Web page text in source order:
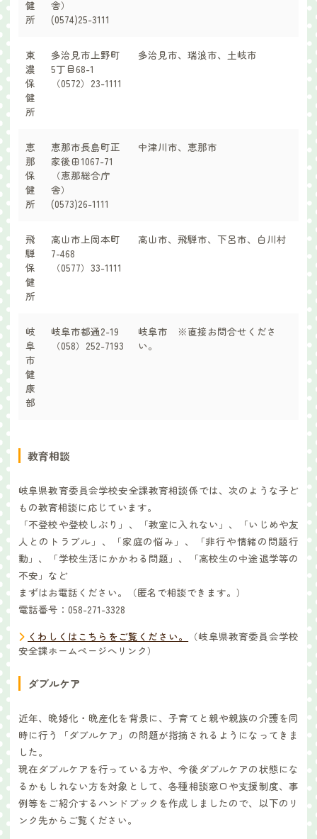
健
所
舎）
(0574)25-3111
東
濃
保
健
所
多治見市上野町
5丁目68-1
（0572）23-1111
多治見市、瑞浪市、土岐市
恵
那
保
健
所
恵那市長島町正
家後田1067-71
（恵那総合庁
舎）
(0573)26-1111
中津川市、恵那市
飛
騨
保
健
所
高山市上岡本町
7-468
（0577）33-1111
高山市、飛騨市、下呂市、白川村
岐
阜
市
健
康
部
岐阜市都通2-19
（058）252-7193
岐阜市 ※直接お問合せくださ
い。
教育相談
岐阜県教育委員会学校安全課教育相談係では、次のような子ど
もの教育相談に応じています。
「不登校や登校しぶり」、「教室に入れない」、「いじめや友
人とのトラブル」、「家庭の悩み」、「非行や情緒の問題行
動」、「学校生活にかかわる問題」、「高校生の中途退学等の
不安」など
まずはお電話ください。（匿名で相談できます。）
電話番号：058-271-3328
くわしくはこちらをご覧ください。
（岐阜県教育委員会学校
安全課ホームページへリンク）
ダブルケア
近年、晩婚化・晩産化を背景に、子育てと親や親族の介護を同
時に行う「ダブルケア」の問題が指摘されるようになってきま
した。
現在ダブルケアを行っている方や、今後ダブルケアの状態にな
るかもしれない方を対象として、各種相談窓口や支援制度、事
例等をご紹介するハンドブックを作成しましたので、以下のリ
ンク先からご覧ください。